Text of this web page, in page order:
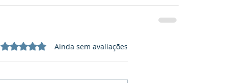
Avaliado com 0 de 5 estrelas.
Ainda sem avaliações